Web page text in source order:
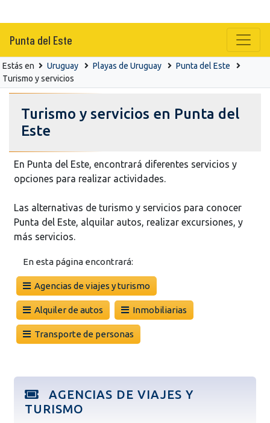
Punta del Este
Estás en Uruguay Playas de Uruguay
Punta del Este
Turismo y servicios
Turismo y servicios en Punta del
Este
En Punta del Este, encontrará diferentes servicios y
opciones para realizar actividades.
Las alternativas de turismo y servicios para conocer
Punta del Este, alquilar autos, realizar excursiones, y
más servicios.
En esta página encontrará:
Agencias de viajes y turismo
Alquiler de autos Inmobiliarias
Transporte de personas
AGENCIAS DE VIAJES Y
TURISMO